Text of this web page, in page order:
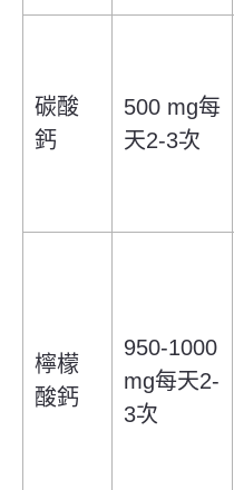
碳酸
鈣
500 mg每
天2-3次
檸檬
酸鈣
950-1000
mg每天2-
3次